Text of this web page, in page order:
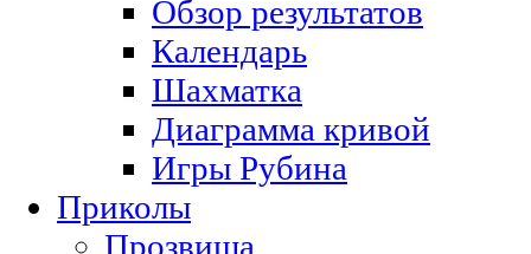
Обзор результатов
Календарь
Шахматка
Диаграмма кривой
Игры Рубина
Приколы
Прозвища